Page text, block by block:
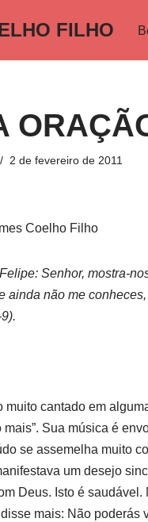
FILHO
2 de fevereiro de 2011
Coelho Filho
Senhor, mostra-
ainda não me
muito cantado em
mais”. Sua música é
se assemelha muito
um desejo
Deus. Isto é
disse mais: Não